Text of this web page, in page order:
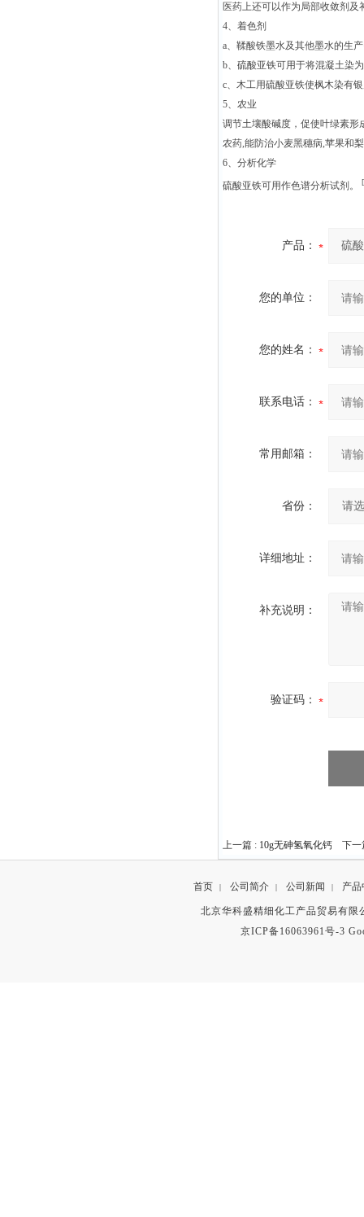
医药上还可以作为局部收敛剂
4、着色剂
a、鞣酸铁墨水及其他墨水的生
b、硫酸亚铁可用于将混凝土染
c、木工用硫酸亚铁使枫木染有
5、农业
调节土壤酸碱度，促使叶绿素
农药,能防治小麦黑穗病,苹果和
6、分析化学
硫酸亚铁可用作色谱分析试剂。
产品：
您的单位：
您的姓名：
联系电话：
常用邮箱：
省份：
详细地址：
补充说明：
验证码：
上一篇 : 10g无砷氢氧化钙 下
首页 | 公司简介 | 公司新闻 | 产品
北京华科盛精细化工产品贸易有
京ICP备16063961号-3